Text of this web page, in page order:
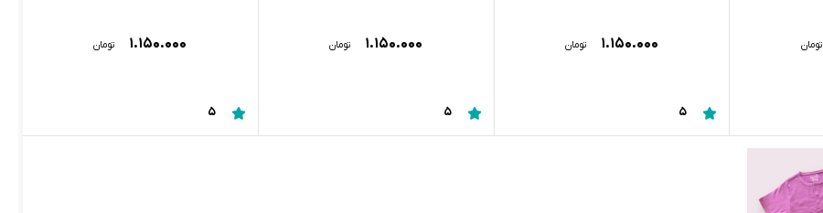
تومان ۱.۱۵۰.۰۰۰ تومان
5
۱.۱۵۰.۰۰۰ تومان
5
۱.۱۵۰.۰۰۰ تومان
5